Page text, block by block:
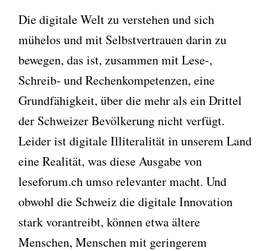
Die digitale Welt zu verstehen und sich
mühelos und mit Selbstvertrauen darin zu
bewegen, das ist, zusammen mit Lese-,
Schreib- und Rechenkompetenzen, eine
Grundfähigkeit, über die mehr als ein Drittel
der Schweizer Bevölkerung nicht verfügt.
Leider ist digitale Illiteralität in unserem Land
eine Realität, was diese Ausgabe von
leseforum.ch umso relevanter macht. Und
obwohl die Schweiz die digitale Innovation
stark vorantreibt, können etwa ältere
Menschen, Menschen mit geringerem